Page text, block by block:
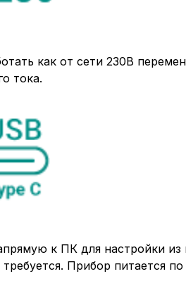
как от сети 230В
тока.
к ПК для настройки
Прибор питается по